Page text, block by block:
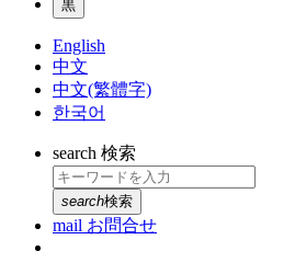
黒
English
中文
中文(繁體字)
한국어
search 検索
search検索
mail お問合せ